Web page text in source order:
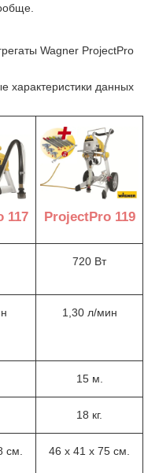
Wagner ProjectPro
характеристики данных
117 ProjectPro 119
720 Вт
1,30 л/мин
15 м.
18 кг.
см. 46 х 41 х 75 см.